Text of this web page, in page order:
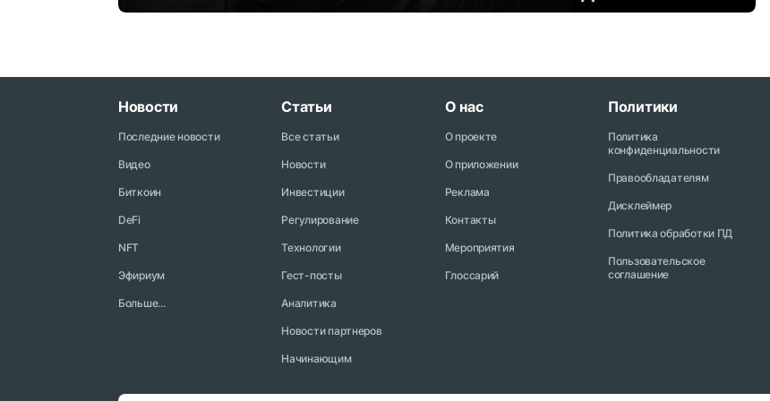
Новости
Последние новости
Видео
Биткоин
DeFi
NFT
Эфириум
Больше...
Статьи
Все статьи
Новости
Инвестиции
Регулирование
Технологии
Гест-посты
Аналитика
Новости партнеров
Начинающим
О нас
О проекте
О приложении
Реклама
Контакты
Мероприятия
Глоссарий
Политики
Политика
конфиденциальности
Правообладателям
Дисклеймер
Политика обработки ПД
Пользовательское
соглашение